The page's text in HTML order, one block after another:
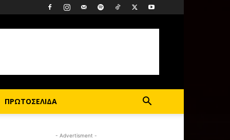
ΠΡΩΤΟΣΕΛΙΔΑ
- Advertisment -